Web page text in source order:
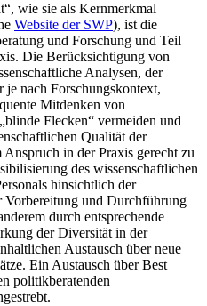
wie sie als Kernmerkmal
Website der SWP), ist die
und Forschung und Teil
Die Berücksichtigung von
Analysen, der
nach Forschungskontext,
Mitdenken von
Flecken“ vermeiden und
Qualität der
in der Praxis gerecht zu
des wissenschaftlichen
hinsichtlich der
und Durchführung
durch entsprechende
der Diversität in der
Austausch über neue
Ein Austausch über Best
politikberatenden